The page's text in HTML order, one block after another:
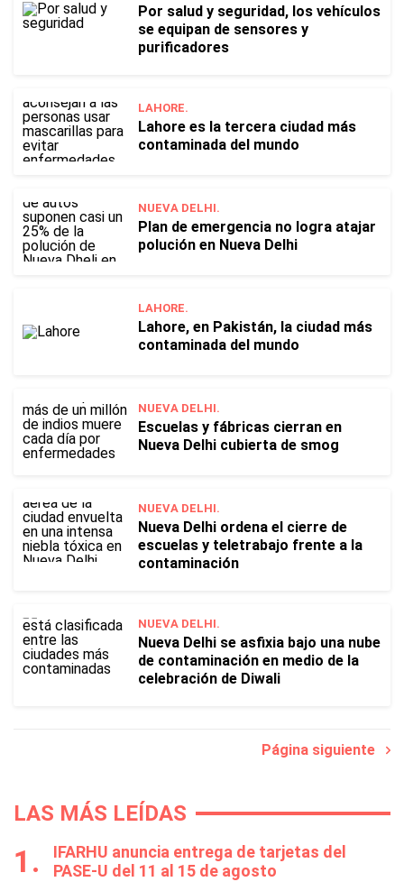
Por salud y seguridad, los vehículos
se equipan de sensores y
purificadores
LAHORE.
Lahore es la tercera ciudad más
contaminada del mundo
NUEVA DELHI.
Plan de emergencia no logra atajar
polución en Nueva Delhi
LAHORE.
Lahore, en Pakistán, la ciudad más
contaminada del mundo
NUEVA DELHI.
Escuelas y fábricas cierran en
Nueva Delhi cubierta de smog
NUEVA DELHI.
Nueva Delhi ordena el cierre de
escuelas y teletrabajo frente a la
contaminación
NUEVA DELHI.
Nueva Delhi se asfixia bajo una nube
de contaminación en medio de la
celebración de Diwali
Página siguiente
LAS MÁS LEÍDAS
IFARHU anuncia entrega de tarjetas del
PASE-U del 11 al 15 de agosto